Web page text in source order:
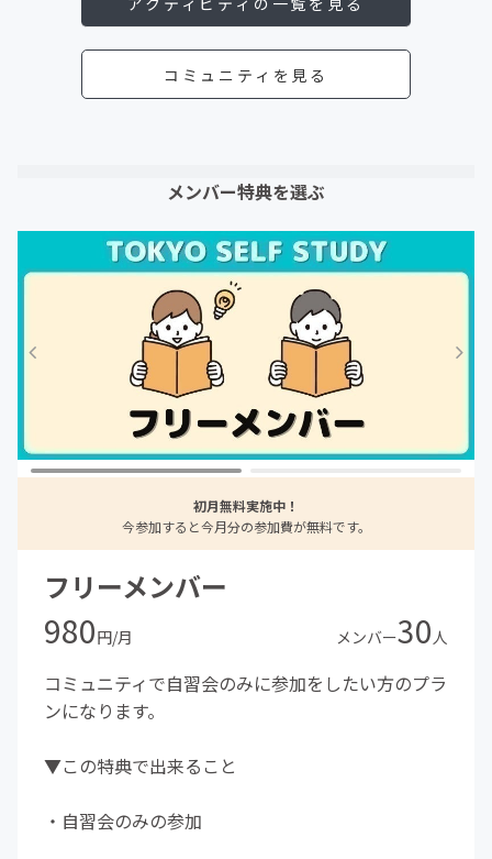
コミュニティを見る
メンバー特典を選ぶ
初月無料実施中！
今参加すると今月分の参加費が無料です。
フリーメンバー
980円/月 メンバー30人
コミュニティで自習会のみに参加をしたい方のプラ
ンになります。
▼この特典で出来ること
・自習会のみの参加